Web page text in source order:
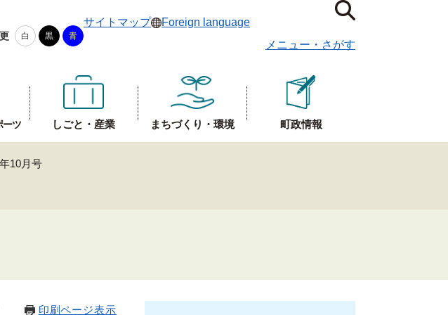
白 黒 青
サイトマップ
Foreign language
メニュー ・ さがす
ーツ しごと・産業 まちづくり・環境 町政情報
10月号
印刷ページ表示